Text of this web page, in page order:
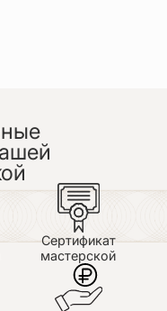
Сертификат
мастерской